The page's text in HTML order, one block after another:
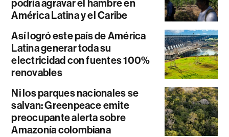
podría agravar el hambre en
América Latina y el Caribe
Así logró este país de América
Latina generar toda su
electricidad con fuentes 100%
renovables
Ni los parques nacionales se
salvan: Greenpeace emite
preocupante alerta sobre
Amazonía colombiana